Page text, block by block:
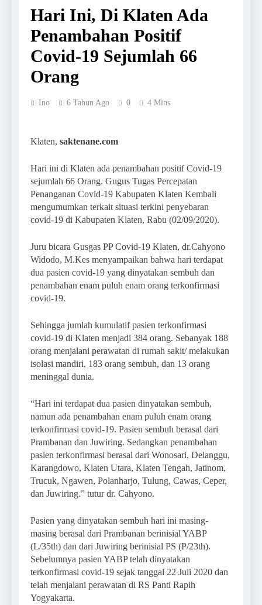
Hari Ini, Di Klaten Ada
Penambahan Positif
Covid-19 Sejumlah 66
Orang
Ino 6 Tahun Ago 0 4 Mins
Klaten, saktenane.com
Hari ini di Klaten ada penambahan positif Covid-19
sejumlah 66 Orang. Gugus Tugas Percepatan
Penanganan Covid-19 Kabupaten Klaten Kembali
mengumumkan terkait situasi terkini penyebaran
covid-19 di Kabupaten Klaten, Rabu (02/09/2020).
Juru bicara Gusgas PP Covid-19 Klaten, dr.Cahyono
Widodo, M.Kes menyampaikan bahwa hari terdapat
dua pasien covid-19 yang dinyatakan sembuh dan
penambahan enam puluh enam orang terkonfirmasi
covid-19.
Sehingga jumlah kumulatif pasien terkonfirmasi
covid-19 di Klaten menjadi 384 orang. Sebanyak 188
orang menjalani perawatan di rumah sakit/ melakukan
isolasi mandiri, 183 orang sembuh, dan 13 orang
meninggal dunia.
“Hari ini terdapat dua pasien dinyatakan sembuh,
namun ada penambahan enam puluh enam orang
terkonfirmasi covid-19. Pasien sembuh berasal dari
Prambanan dan Juwiring. Sedangkan penambahan
pasien terkonfirmasi berasal dari Wonosari, Delanggu,
Karangdowo, Klaten Utara, Klaten Tengah, Jatinom,
Trucuk, Ngawen, Polanharjo, Tulung, Cawas, Ceper,
dan Juwiring.” tutur dr. Cahyono.
Pasien yang dinyatakan sembuh hari ini masing-
masing berasal dari Prambanan berinisial YABP
(L/35th) dan dari Juwiring berinisial PS (P/23th).
Sebelumnya pasien YABP telah dinyatakan
terkonfirmasi covid-19 sejak tanggal 22 Juli 2020 dan
telah menjalani perawatan di RS Panti Rapih
Yogyakarta.